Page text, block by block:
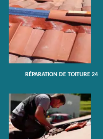
RÉPARATION DE TOITURE 24